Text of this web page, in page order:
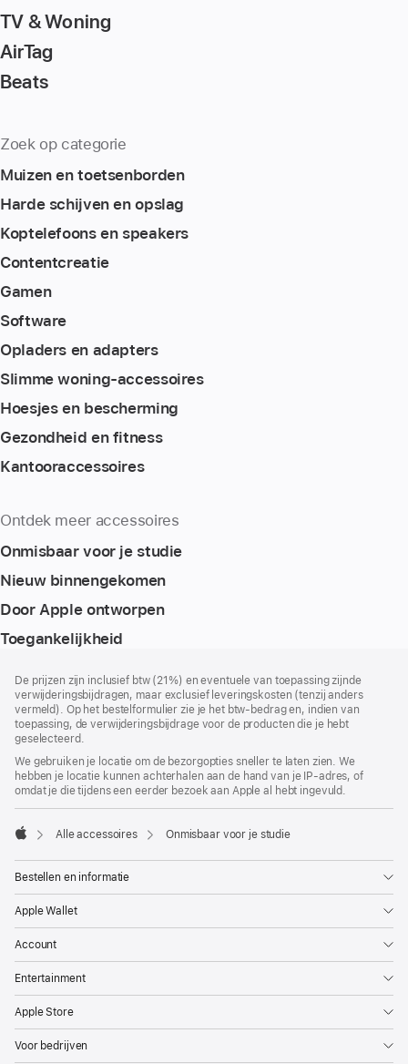
TV & Woning
AirTag
Beats
Zoek op categorie
Muizen en toetsenborden
Harde schijven en opslag
Koptelefoons en speakers
Content­creatie
Gamen
Software
Opladers en adapters
Slimme woning-accessoires
Hoesjes en bescherming
Gezondheid en fitness
Kantoor­accessoires
Ontdek meer accessoires
Onmisbaar voor je studie
Nieuw binnengekomen
Door Apple ontworpen
Toegankelijkheid
De prijzen zijn inclusief btw (21%) en eventuele van toepassing zijnde
verwijderingsbijdragen, maar exclusief leveringskosten (tenzij anders
vermeld). Op het bestelformulier zie je het btw-bedrag en, indien van
toepassing, de verwijderingsbijdrage voor de producten die je hebt
geselecteerd.
We gebruiken je locatie om de bezorgopties sneller te laten zien. We
hebben je locatie kunnen achterhalen aan de hand van je IP-adres, of
omdat je die tijdens een eerder bezoek aan Apple al hebt ingevuld.
Alle accessoires Onmisbaar voor je studie
Bestellen en informatie
Apple Wallet
Account
Entertainment
Apple Store
Voor bedrijven